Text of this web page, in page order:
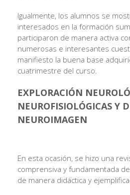
Igualmente, los alumnos se
interesados en la formación
participaron de manera activa
numerosas e interesantes
manifiesto la buena base
cuatrimestre del curso.
EXPLORACIÓN
NEUROFISIOLÓGICAS Y
NEUROIMAGEN
En esta ocasión, se hizo una
comprensiva y fundamentada
de manera didáctica y